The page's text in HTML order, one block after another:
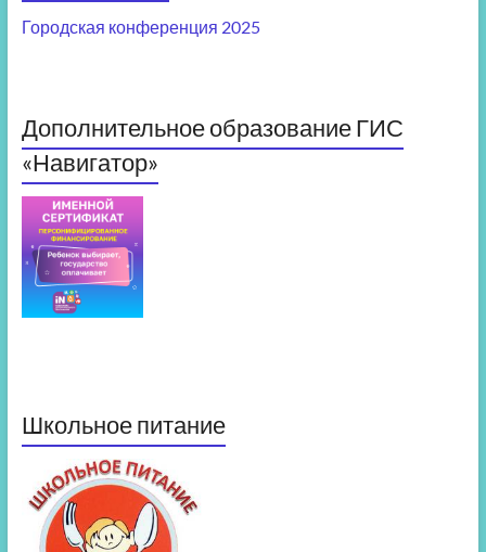
Городская конференция 2025
Дополнительное образование ГИС
«Навигатор»
Школьное питание